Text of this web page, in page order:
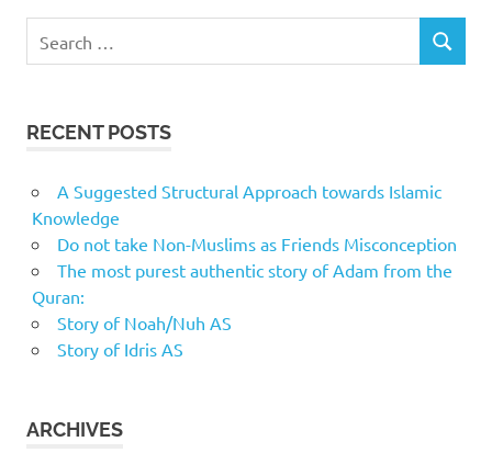
for:
SEARCH
RECENT POSTS
A Suggested Structural Approach towards Islamic
Knowledge
Do not take Non-Muslims as Friends Misconception
The most purest authentic story of Adam from the
Quran:
Story of Noah/Nuh AS
Story of Idris AS
ARCHIVES